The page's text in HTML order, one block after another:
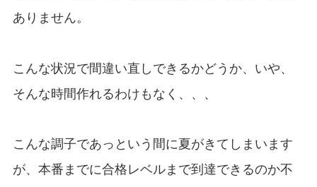
ありません。
こんな状況で間違い直しできるかどうか、いや、
そんな時間作れるわけもなく、、、
こんな調子であっという間に夏がきてしまいます
が、本番までに合格レベルまで到達できるのか不